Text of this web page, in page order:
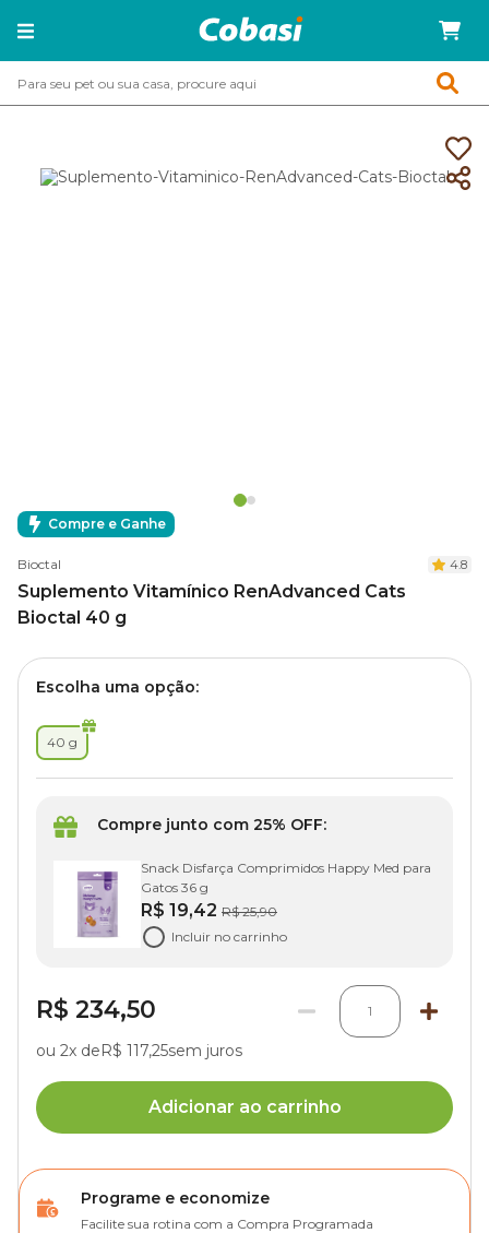
Compre e Ganhe
Bioctal 4.8
Suplemento Vitamínico RenAdvanced Cats
Bioctal 40 g
Escolha uma opção:
40 g
Compre junto com 25% OFF:
Snack Disfarça Comprimidos Happy Med para
Gatos 36 g
R$ 19,42 R$ 25,90
Incluir no carrinho
R$ 234,50 1
ou 2x deR$ 117,25sem juros
Adicionar ao carrinho
Programe e economize
Facilite sua rotina com a Compra Programada